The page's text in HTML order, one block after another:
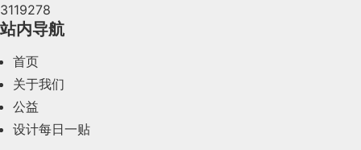
2024年4月(44)
2024年2月(58)
3119278
站内导航
首页
关于我们
公益
设计每日一贴